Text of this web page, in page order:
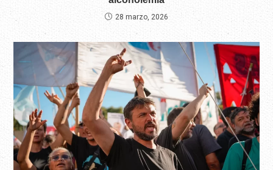
28 marzo, 2026